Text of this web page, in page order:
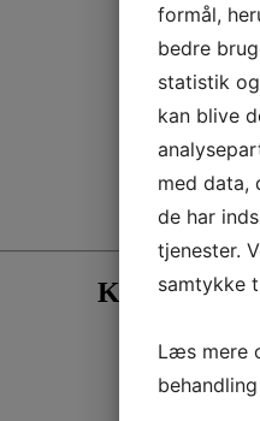
Kom til
Tirsdag
formål,
bedre
statistik
kan blive
med data,
de har
tjenester.
samtykke
Læs mere